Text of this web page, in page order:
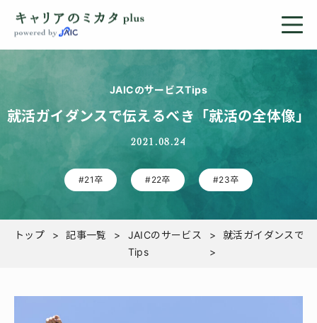
JAICのサービスTips
就活ガイダンスで伝えるべき「就活の全体像」
2021.08.24
#21卒 #22卒 #23卒
トップ 記事一覧
JAICのサービス
Tips
就活ガイダンスで